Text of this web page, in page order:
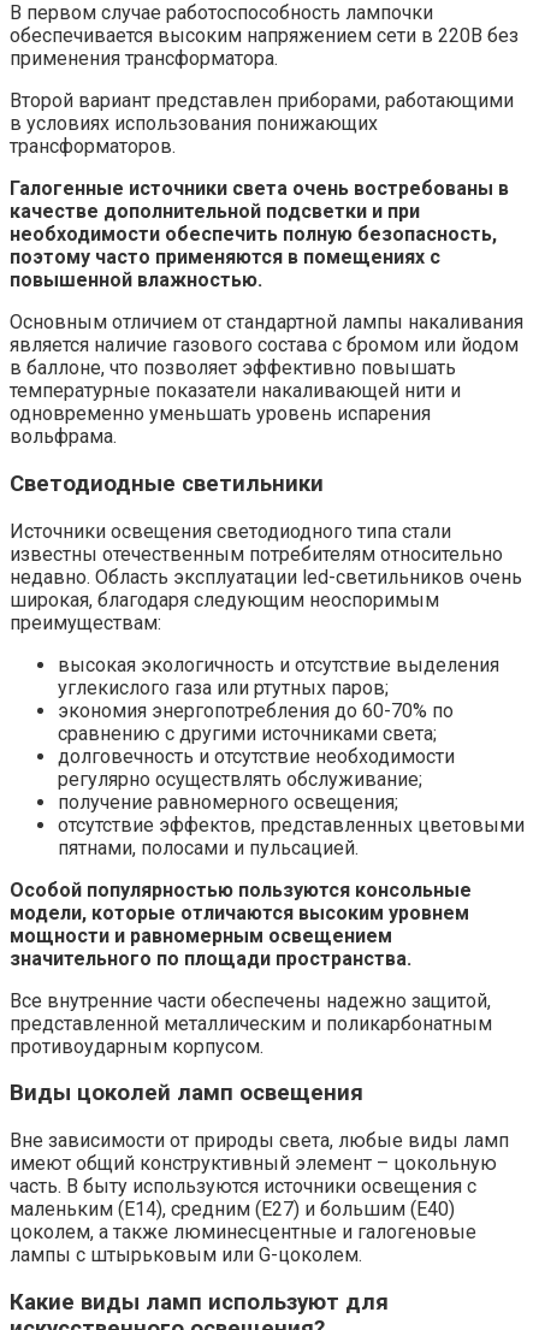
В первом случае работоспособность лампочки
обеспечивается высоким напряжением сети в 220В без
применения трансформатора.
Второй вариант представлен приборами, работающими
в условиях использования понижающих
трансформаторов.
Галогенные источники света очень востребованы в
качестве дополнительной подсветки и при
необходимости обеспечить полную безопасность,
поэтому часто применяются в помещениях с
повышенной влажностью.
Основным отличием от стандартной лампы накаливания
является наличие газового состава с бромом или йодом
в баллоне, что позволяет эффективно повышать
температурные показатели накаливающей нити и
одновременно уменьшать уровень испарения
вольфрама.
Светодиодные светильники
Источники освещения светодиодного типа стали
известны отечественным потребителям относительно
недавно. Область эксплуатации lеd-светильников очень
широкая, благодаря следующим неоспоримым
преимуществам:
высокая экологичность и отсутствие выделения
углекислого газа или ртутных паров;
экономия энергопотребления до 60-70% по
сравнению с другими источниками света;
долговечность и отсутствие необходимости
регулярно осуществлять обслуживание;
получение равномерного освещения;
отсутствие эффектов, представленных цветовыми
пятнами, полосами и пульсацией.
Особой популярностью пользуются консольные
модели, которые отличаются высоким уровнем
мощности и равномерным освещением
значительного по площади пространства.
Все внутренние части обеспечены надежно защитой,
представленной металлическим и поликарбонатным
противоударным корпусом.
Виды цоколей ламп освещения
Вне зависимости от природы света, любые виды ламп
имеют общий конструктивный элемент – цокольную
часть. В быту используются источники освещения с
маленьким (Е14), средним (Е27) и большим (Е40)
цоколем, а также люминесцентные и галогеновые
лампы с штырьковым или G-цоколем.
Какие виды ламп используют для